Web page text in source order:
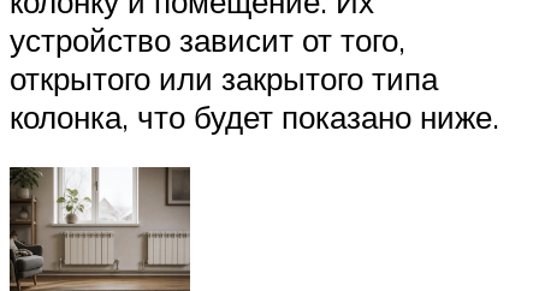
устройство зависит от того,
открытого или закрытого типа
колонка, что будет показано ниже.